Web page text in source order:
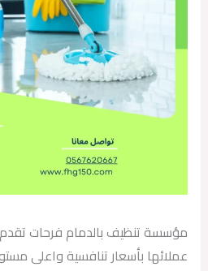
مؤسسة تنظيف بالدمام فرحات
عملائها بأسعار تنافسية واعلى